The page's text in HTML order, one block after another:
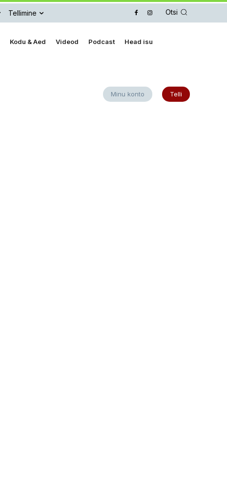
Tellimine Otsi
Kodu & Aed Videod Podcast Head isu
Minu konto Telli